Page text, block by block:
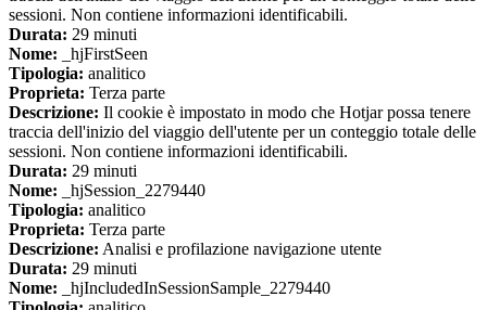
sessioni. Non contiene informazioni identificabili.
Durata: 29 minuti
Nome: _hjFirstSeen
Tipologia: analitico
Proprieta: Terza parte
Descrizione: Il cookie è impostato in modo che Hotjar possa tenere
traccia dell'inizio del viaggio dell'utente per un conteggio totale delle
sessioni. Non contiene informazioni identificabili.
Durata: 29 minuti
Nome: _hjSession_2279440
Tipologia: analitico
Proprieta: Terza parte
Descrizione: Analisi e profilazione navigazione utente
Durata: 29 minuti
Nome: _hjIncludedInSessionSample_2279440